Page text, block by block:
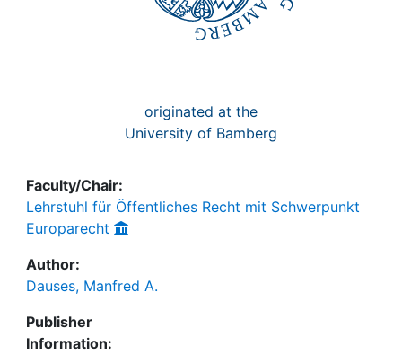
originated at the
University of Bamberg
Faculty/Chair:
Lehrstuhl für Öffentliches Recht mit Schwerpunkt
Europarecht
Author:
Dauses, Manfred A.
Publisher
Information: